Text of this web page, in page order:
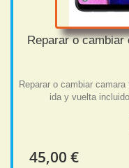
Reparar o
Reparar o cambiar
ida y vuelta
45,00 €